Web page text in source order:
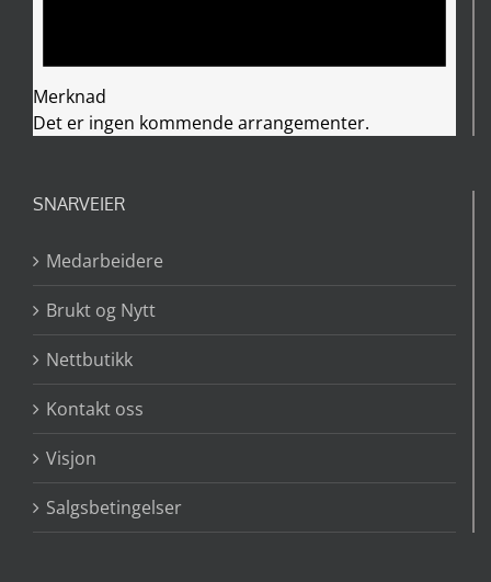
Merknad
Det er ingen kommende arrangementer.
SNARVEIER
Medarbeidere
Brukt og Nytt
Nettbutikk
Kontakt oss
Visjon
Salgsbetingelser